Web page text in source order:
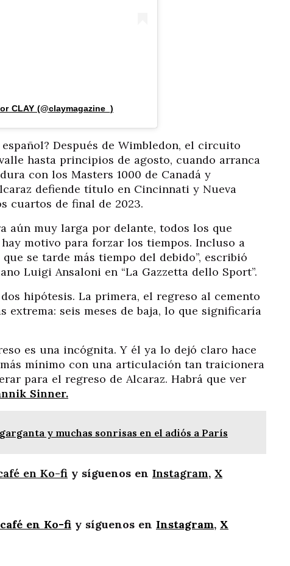
CLAY (@claymagazine_)
Después de Wimbledon, el circuito
hasta principios de agosto, cuando arranca
con los Masters 1000 de Canadá y
defiende título en Cincinnati y Nueva
cuartos de final de 2023.
aún muy larga por delante, todos los que
motivo para forzar los tiempos. Incluso a
se tarde más tiempo del debido”, escribió
Luigi Ansaloni en “La Gazzetta dello Sport”.
hipótesis. La primera, el regreso al cemento
extrema: seis meses de baja, lo que significaría
es una incógnita. Y él ya lo dejó claro hace
mínimo con una articulación tan traicionera
para el regreso de Alcaraz. Habrá que ver
Sinner.
y muchas sonrisas en el adiós a París
en Ko-fi y síguenos en Instagram, X
en Ko-fi y síguenos en Instagram, X